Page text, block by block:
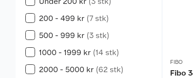
200 - 499 kr (7 stk)
500 - 999 kr (3 stk)
1000 - 1999 kr (14 stk)
2000 - 5000 kr (62 stk)
FIBO
Fibo